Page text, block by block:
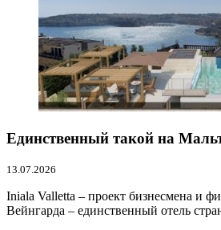
Единственный такой на
13.07.2026
Iniala Valletta – проект бизнесмена и
Вейнгарда – единственный отель